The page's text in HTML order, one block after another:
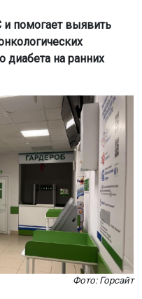
помогает выявить
диабета на ранних
Фото: Горсайт